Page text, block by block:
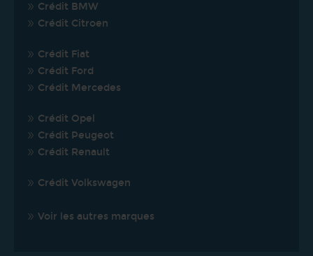
Crédit BMW
Crédit Citroen
Crédit Fiat
Crédit Ford
Crédit Mercedes
Crédit Opel
Crédit Peugeot
Crédit Renault
Crédit Volkswagen
Voir les autres marques